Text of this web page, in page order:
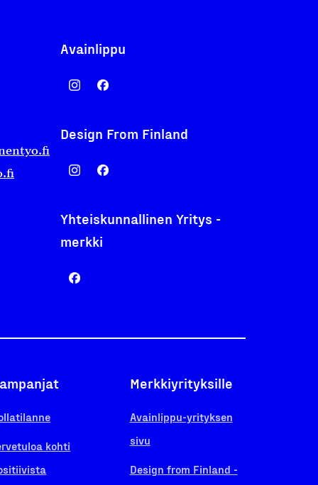
Avainlippu
Design From Finland
Yhteiskunnallinen Yritys -
merkki
kohti
Merkkiyrityksille
Avainlippu-yrityksen
sivu
Design from Finland -